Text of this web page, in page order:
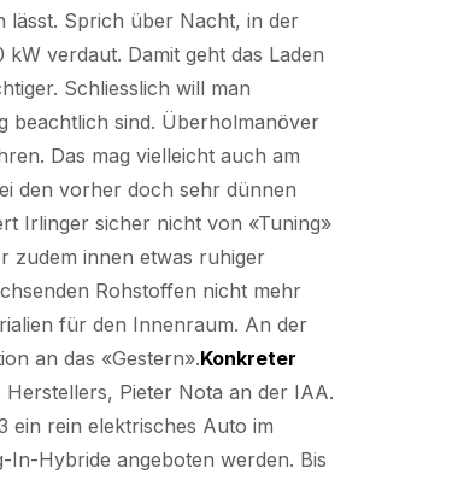
lässt. Sprich über Nacht, in der
verdaut. Damit geht das Laden
Schliesslich will man
beachtlich sind. Überholmanöver
Das mag vielleicht auch am
den vorher doch sehr dünnen
Irlinger sicher nicht von «Tuning»
zudem innen etwas ruhiger
Rohstoffen nicht mehr
für den Innenraum. An der
an das «Gestern».Konkreter
Pieter Nota an der IAA.
ein rein elektrisches Auto im
In-Hybride angeboten werden. Bis